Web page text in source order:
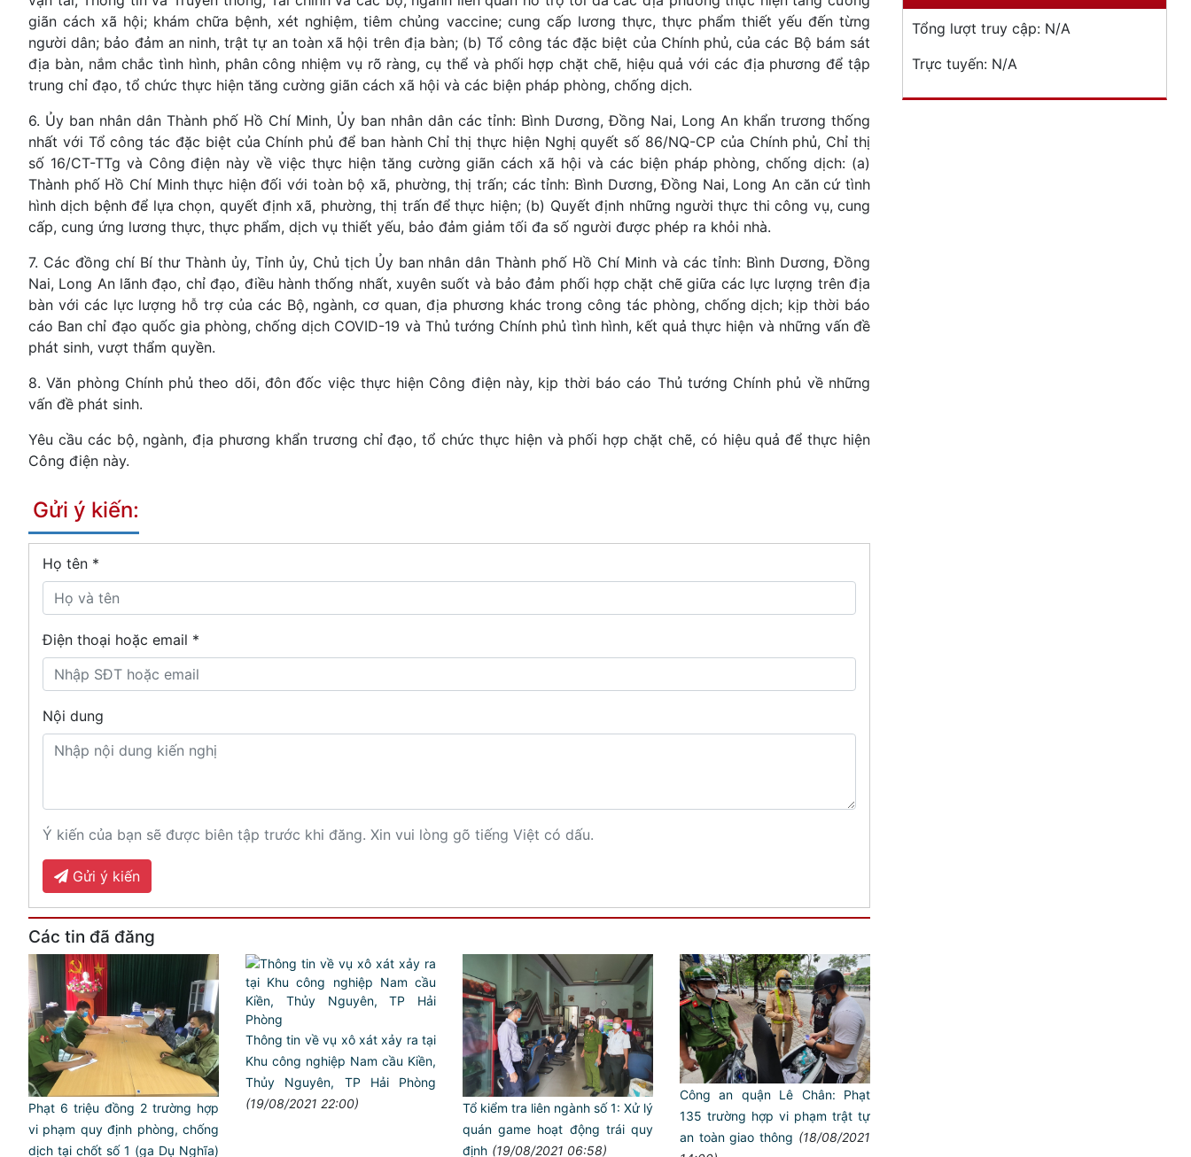
giãn cách xã hội; khám chữa bệnh, xét nghiệm, tiêm chủng vaccine; cung cấp lương thực, thực phẩm thiết yếu đến từng
người dân; bảo đảm an ninh, trật tự an toàn xã hội trên địa bàn; (b) Tổ công tác đặc biệt của Chính phủ, của các Bộ bám sát
địa bàn, nắm chắc tình hình, phân công nhiệm vụ rõ ràng, cụ thể và phối hợp chặt chẽ, hiệu quả với các địa phương để tập
trung chỉ đạo, tổ chức thực hiện tăng cường giãn cách xã hội và các biện pháp phòng, chống dịch.
6. Ủy ban nhân dân Thành phố Hồ Chí Minh, Ủy ban nhân dân các tỉnh: Bình Dương, Đồng Nai, Long An khẩn trương thống
nhất với Tổ công tác đặc biệt của Chính phủ để ban hành Chỉ thị thực hiện Nghị quyết số 86/NQ-CP của Chính phủ, Chỉ thị
số 16/CT-TTg và Công điện này về việc thực hiện tăng cường giãn cách xã hội và các biện pháp phòng, chống dịch: (a)
Thành phố Hồ Chí Minh thực hiện đối với toàn bộ xã, phường, thị trấn; các tỉnh: Bình Dương, Đồng Nai, Long An căn cứ tình
hình dịch bệnh để lựa chọn, quyết định xã, phường, thị trấn để thực hiện; (b) Quyết định những người thực thi công vụ, cung
cấp, cung ứng lương thực, thực phẩm, dịch vụ thiết yếu, bảo đảm giảm tối đa số người được phép ra khỏi nhà.
7. Các đồng chí Bí thư Thành ủy, Tỉnh ủy, Chủ tịch Ủy ban nhân dân Thành phố Hồ Chí Minh và các tỉnh: Bình Dương, Đồng
Nai, Long An lãnh đạo, chỉ đạo, điều hành thống nhất, xuyên suốt và bảo đảm phối hợp chặt chẽ giữa các lực lượng trên địa
bàn với các lực lượng hỗ trợ của các Bộ, ngành, cơ quan, địa phương khác trong công tác phòng, chống dịch; kịp thời báo
cáo Ban chỉ đạo quốc gia phòng, chống dịch COVID-19 và Thủ tướng Chính phủ tình hình, kết quả thực hiện và những vấn đề
phát sinh, vượt thẩm quyền.
8. Văn phòng Chính phủ theo dõi, đôn đốc việc thực hiện Công điện này, kịp thời báo cáo Thủ tướng Chính phủ về những
vấn đề phát sinh.
Yêu cầu các bộ, ngành, địa phương khẩn trương chỉ đạo, tổ chức thực hiện và phối hợp chặt chẽ, có hiệu quả để thực hiện
Công điện này.
Gửi ý kiến:
Họ tên *
Điện thoại hoặc email *
Nội dung
Ý kiến của bạn sẽ được biên tập trước khi đăng. Xin vui lòng gõ tiếng Việt có dấu.
Gửi ý kiến
Các tin đã đăng
Phạt 6 triệu đồng 2 trường hợp
vi phạm quy định phòng, chống
dịch tại chốt số 1 (ga Dụ Nghĩa)
Thông tin về vụ xô xát xảy ra tại
Khu công nghiệp Nam cầu Kiền,
Thủy Nguyên, TP Hải Phòng
(19/08/2021 22:00)
Tổ kiểm tra liên ngành số 1: Xử lý
quán game hoạt động trái quy
định (19/08/2021 06:58)
Công an quận Lê Chân: Phạt
135 trường hợp vi phạm trật tự
an toàn giao thông (18/08/2021
Tổng lượt truy cập: N/A
Trực tuyến: N/A